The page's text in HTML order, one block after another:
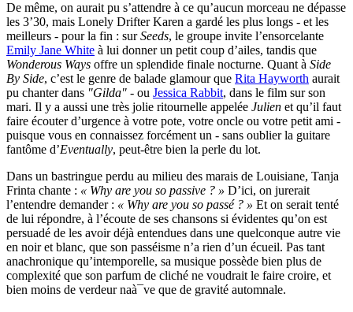
De même, on aurait pu s’attendre à ce qu’aucun morceau ne dépasse
les 3’30, mais Lonely Drifter Karen a gardé les plus longs - et les
meilleurs - pour la fin : surSeeds, le groupe invite l’ensorcelante
Emily Jane White à lui donner un petit coup d’ailes, tandis que
Wonderous Ways offre un splendide finale nocturne. Quant à Side
By Side, c’est le genre de balade glamour que Rita Hayworth aurait
pu chanter dans "Gilda" - ou Jessica Rabbit, dans le film sur son
mari. Il y a aussi une très jolie ritournelle appelée Julien et qu’il faut
faire écouter d’urgence à votre pote, votre oncle ou votre petit ami -
puisque vous en connaissez forcément un - sans oublier la guitare
fantôme d’Eventually, peut-être bien la perle du lot.
Dans un bastringue perdu au milieu des marais de Louisiane, Tanja
Frinta chante : « Why are you so passive ? » D’ici, on jurerait
l’entendre demander : « Why are you so passé ? » Et on serait tenté
de lui répondre, à l’écoute de ses chansons si évidentes qu’on est
persuadé de les avoir déjà entendues dans une quelconque autre vie
en noir et blanc, que son passéisme n’a rien d’un écueil. Pas tant
anachronique qu’intemporelle, sa musique possède bien plus de
complexité que son parfum de cliché ne voudrait le faire croire, et
bien moins de verdeur naà¯ve que de gravité automnale.